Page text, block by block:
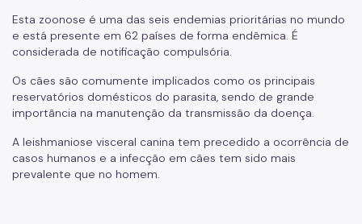
Lacraias e Centopéias
Moscas
Pombos
Esta zoonose é uma das seis endemias prioritárias no mundo
e está presente em 62 países de forma endêmica. É
considerada de notificação compulsória.
Os cães são comumente implicados como os principais
reservatórios domésticos do parasita, sendo de grande
importância na manutenção da transmissão da doença.
A leishmaniose visceral canina tem precedido a ocorrência de
casos humanos e a infecção em cães tem sido mais
prevalente que no homem.